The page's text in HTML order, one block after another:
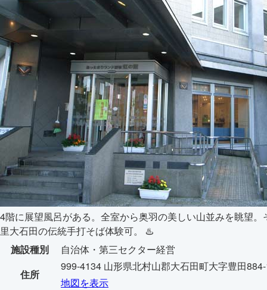
4階に展望風呂がある。全室から奥羽の美しい山並みを眺望。
里大石田の伝統手打そば体験可。 ♨️
施設種別
自治体・第三セクター経営
住所
999-4134 山形県北村山郡大石田町大字豊田
地図を表示